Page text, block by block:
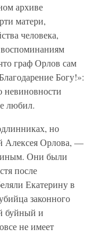
архиве
матери,
человека,
граф Орлов сам
Богу!»:
невиновности
любил.
но
Алексея Орлова, —
Они были
после
Екатерину в
законного
буйный и
не имеет